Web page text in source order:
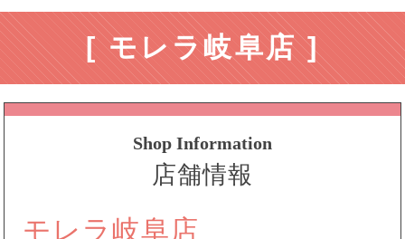
[ モレラ岐阜店 ]
Shop Information
店舗情報
モレラ岐阜店